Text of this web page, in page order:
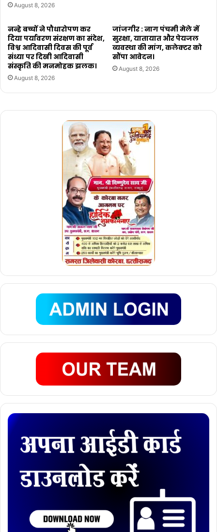
August 8, 2026
नन्हे बच्चों ने पौधारोपण कर
दिया पर्यावरण संरक्षण का संदेश,
विश्व आदिवासी दिवस की पूर्व
संध्या पर दिखी आदिवासी
संस्कृति की मनमोहक झलक।
August 8, 2026
जांजगीर : नाग पंचमी मेले में
सुरक्षा, यातायात और पेयजल
व्यवस्था की मांग, कलेक्टर को
सौंपा आवेदन।
August 8, 2026